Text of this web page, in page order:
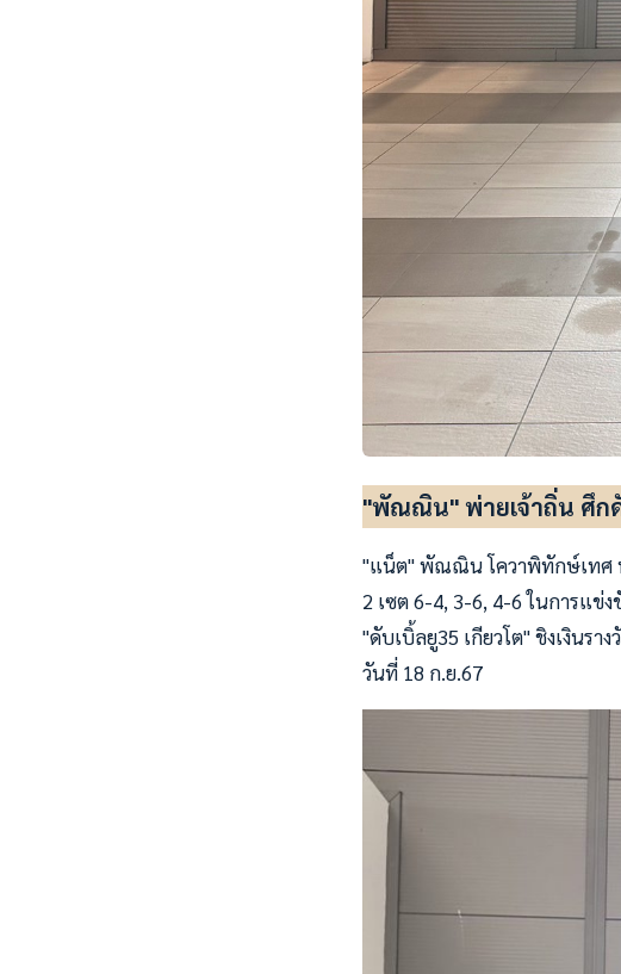
"พัณณิน" พ่ายเจ้าถิ่น ศึกดั
"แน็ต" พัณณิน โควาพิทักษ์เทศ นั
2 เซต 6-4, 3-6, 4-6 ในการแข่
"ดับเบิ้ลยู35 เกียวโต" ชิงเงินรา
วันที่ 18 ก.ย.67